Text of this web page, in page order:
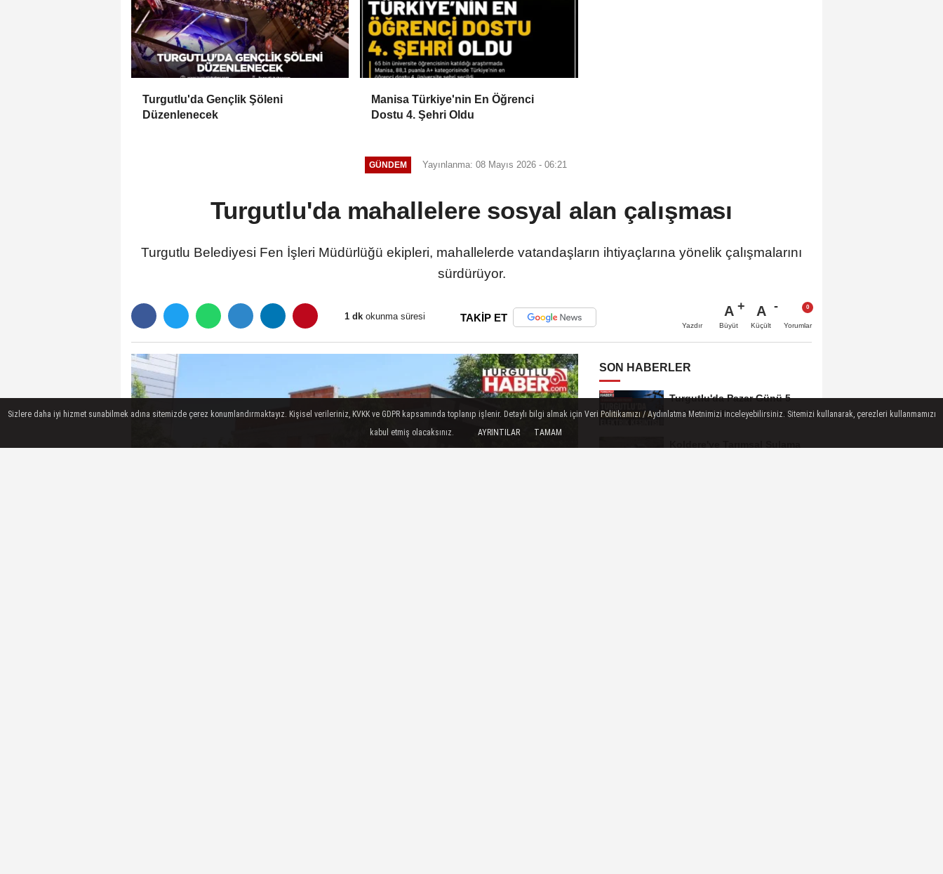
Turgutlu'da Gençlik Şöleni
Düzenlenecek
Manisa Türkiye'nin En Öğrenci
Dostu 4. Şehri Oldu
GÜNDEM Yayınlanma: 08 Mayıs 2026 - 06:21
Turgutlu'da mahallelere sosyal alan çalışması
Turgutlu Belediyesi Fen İşleri Müdürlüğü ekipleri, mahallelerde vatandaşların ihtiyaçlarına yönelik çalışmalarını
sürdürüyor.
1 dk okunma süresi TAKİP ET
Yazdır
A
Büyüt
A
Küçült Yorumlar
SON HABERLER
Turgutlu'da Pazar Günü 5
Mahallede Elektrik Kesintisi
Sizlere daha iyi hizmet sunabilmek adına sitemizde çerez konumlandırmaktayız. Kişisel verileriniz, KVKK ve GDPR kapsamında toplanıp işlenir. Detaylı bilgi almak için Veri Politikamızı / Aydınlatma Metnimizi inceleyebilirsiniz. Sitemizi kullanarak, çerezleri kullanmamızı
kabul etmiş olacaksınız.
AYRINTILAR TAMAM